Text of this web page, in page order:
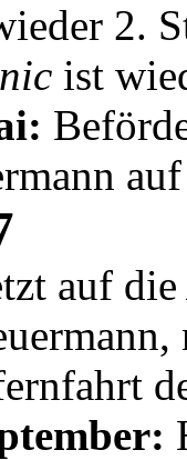
2.
ist
auf